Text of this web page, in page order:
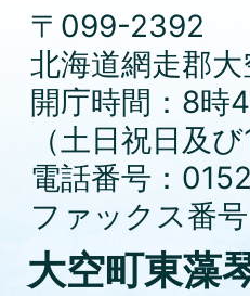
〒099-2392
北海道網走郡
開庁時間：8時
（土日祝日及
電話番号：
ファックス番
大空町東藻